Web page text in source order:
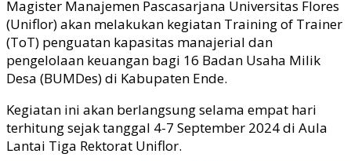
Magister Manajemen Pascasarjana Universitas Flores
(Uniflor) akan melakukan kegiatan Training of Trainer
(ToT) penguatan kapasitas manajerial dan
pengelolaan keuangan bagi 16 Badan Usaha Milik
Desa (BUMDes) di Kabupaten Ende.
Kegiatan ini akan berlangsung selama empat hari
terhitung sejak tanggal 4-7 September 2024 di Aula
Lantai Tiga Rektorat Uniflor.